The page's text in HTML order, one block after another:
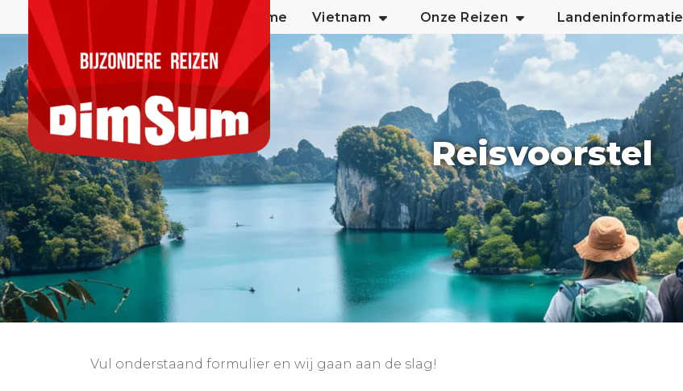
Home Vietnam Onze Reizen Landeninformatie
Reisvoorstel
Vul onderstaand formulier en wij gaan aan de slag!